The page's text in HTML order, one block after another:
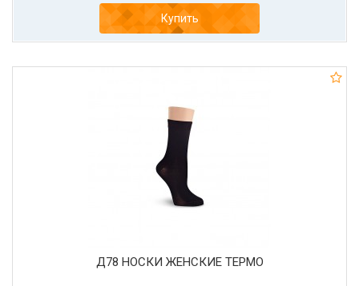
Купить
Д78 НОСКИ ЖЕНСКИЕ ТЕРМО